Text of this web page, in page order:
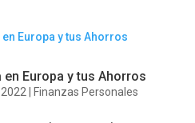
Europa y tus Ahorros
Finanzas Personales